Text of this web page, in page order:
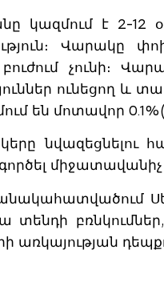
կազմում է 2-
Վարակը
չունի։
ունեցող
են մոտավոր
միջատավանիչ
տենդի